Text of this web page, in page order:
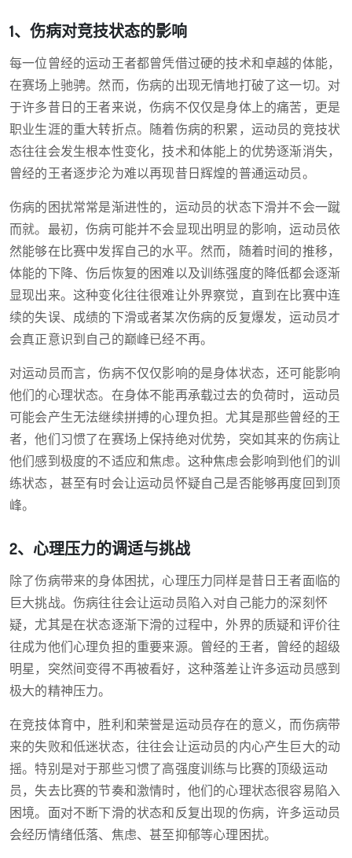
1、伤病对竞技状态的影响
每一位曾经的运动王者都曾凭借过硬的技术和卓越的体能，
在赛场上驰骋。然而，伤病的出现无情地打破了这一切。对
于许多昔日的王者来说，伤病不仅仅是身体上的痛苦，更是
职业生涯的重大转折点。随着伤病的积累，运动员的竞技状
态往往会发生根本性变化，技术和体能上的优势逐渐消失，
曾经的王者逐步沦为难以再现昔日辉煌的普通运动员。
伤病的困扰常常是渐进性的，运动员的状态下滑并不会一蹴
而就。最初，伤病可能并不会显现出明显的影响，运动员依
然能够在比赛中发挥自己的水平。然而，随着时间的推移，
体能的下降、伤后恢复的困难以及训练强度的降低都会逐渐
显现出来。这种变化往往很难让外界察觉，直到在比赛中连
续的失误、成绩的下滑或者某次伤病的反复爆发，运动员才
会真正意识到自己的巅峰已经不再。
对运动员而言，伤病不仅仅影响的是身体状态，还可能影响
他们的心理状态。在身体不能再承载过去的负荷时，运动员
可能会产生无法继续拼搏的心理负担。尤其是那些曾经的王
者，他们习惯了在赛场上保持绝对优势，突如其来的伤病让
他们感到极度的不适应和焦虑。这种焦虑会影响到他们的训
练状态，甚至有时会让运动员怀疑自己是否能够再度回到顶
峰。
2、心理压力的调适与挑战
除了伤病带来的身体困扰，心理压力同样是昔日王者面临的
巨大挑战。伤病往往会让运动员陷入对自己能力的深刻怀
疑，尤其是在状态逐渐下滑的过程中，外界的质疑和评价往
往成为他们心理负担的重要来源。曾经的王者，曾经的超级
明星，突然间变得不再被看好，这种落差让许多运动员感到
极大的精神压力。
在竞技体育中，胜利和荣誉是运动员存在的意义，而伤病带
来的失败和低迷状态，往往会让运动员的内心产生巨大的动
摇。特别是对于那些习惯了高强度训练与比赛的顶级运动
员，失去比赛的节奏和激情时，他们的心理状态很容易陷入
困境。面对不断下滑的状态和反复出现的伤病，许多运动员
会经历情绪低落、焦虑、甚至抑郁等心理困扰。